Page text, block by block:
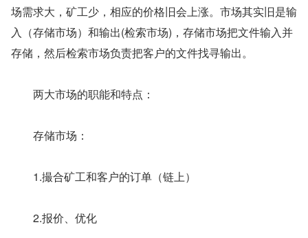
场需求大，矿工少，相应的价格旧会上涨。市场其实旧是输
入（存储市场）和输出(检索市场)，存储市场把文件输入并
存储，然后检索市场负责把客户的文件找寻输出。
两大市场的职能和特点：
存储市场：
1.撮合矿工和客户的订单（链上）
2.报价、优化